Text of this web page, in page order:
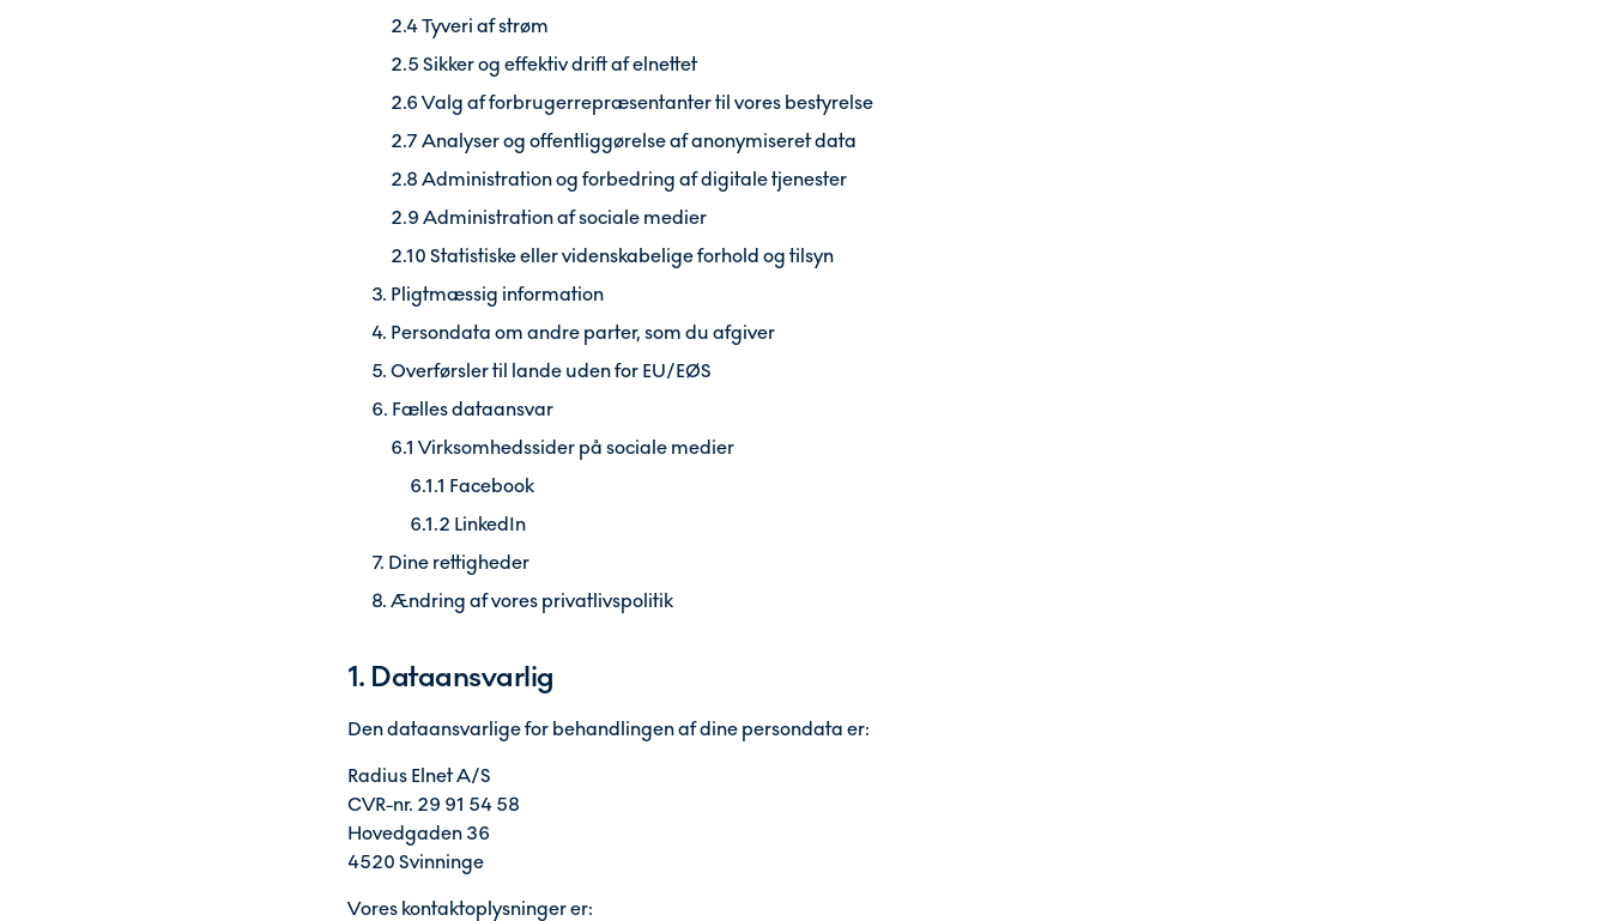
2.4 Tyveri af strøm
2.5 Sikker og effektiv drift af elnettet
2.6 Valg af forbrugerrepræsentanter til vores bestyrelse
2.7 Analyser og offentliggørelse af anonymiseret data
2.8 Administration og forbedring af digitale tjenester
2.9 Administration af sociale medier
2.10 Statistiske eller videnskabelige forhold og tilsyn
3. Pligtmæssig information
4. Persondata om andre parter, som du afgiver
5. Overførsler til lande uden for EU/EØS
6. Fælles dataansvar
6.1 Virksomhedssider på sociale medier
6.1.1 Facebook
6.1.2 LinkedIn
7. Dine rettigheder
8. Ændring af vores privatlivspolitik
1. Dataansvarlig
Den dataansvarlige for behandlingen af dine persondata er:
Radius Elnet A/S
CVR-nr. 29 91 54 58
Hovedgaden 36
4520 Svinninge
Vores kontaktoplysninger er: